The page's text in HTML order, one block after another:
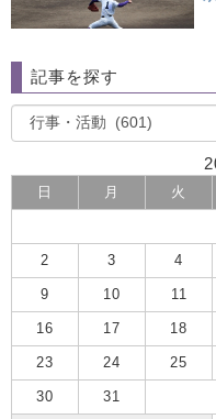
記事を探す
日 月 火
2 3 4
9 10 11
16 17 18
23 24 25
30 31